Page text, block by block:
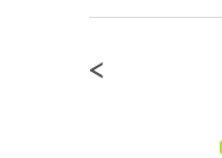
<